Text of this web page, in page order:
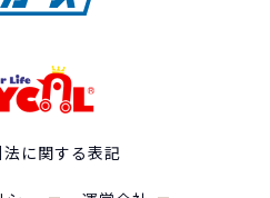
に関する表記